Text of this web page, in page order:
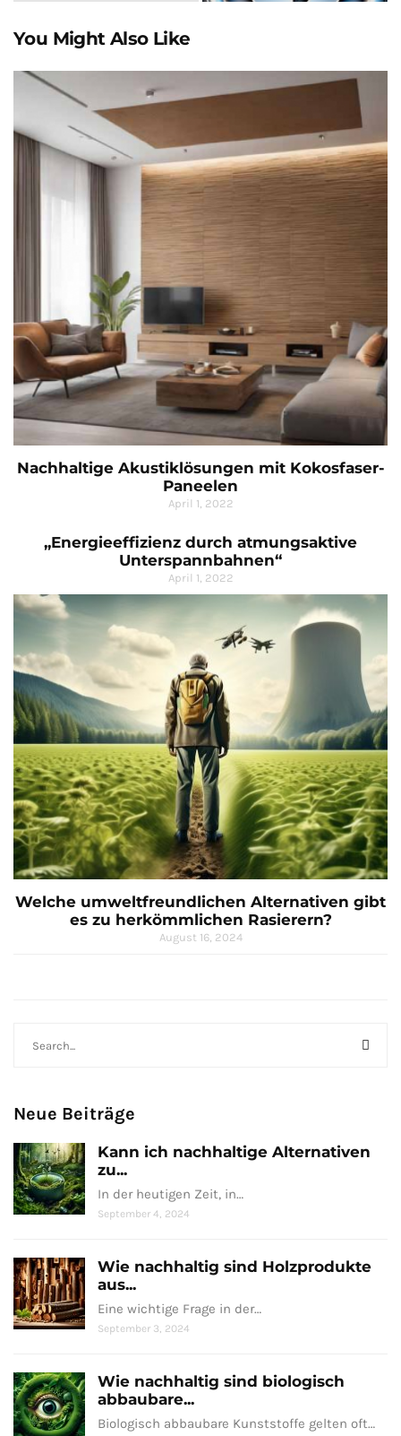
You Might Also Like
Nachhaltige Akustiklösungen mit Kokosfaser-
Paneelen
April 1, 2022
„Energieeffizienz durch atmungsaktive
Unterspannbahnen“
April 1, 2022
Welche umweltfreundlichen Alternativen gibt
es zu herkömmlichen Rasierern?
August 16, 2024
Neue Beiträge
Kann ich nachhaltige Alternativen
zu...
In der heutigen Zeit, in…
September 4, 2024
Wie nachhaltig sind Holzprodukte
aus...
Eine wichtige Frage in der…
September 3, 2024
Wie nachhaltig sind biologisch
abbaubare...
Biologisch abbaubare Kunststoffe gelten oft…